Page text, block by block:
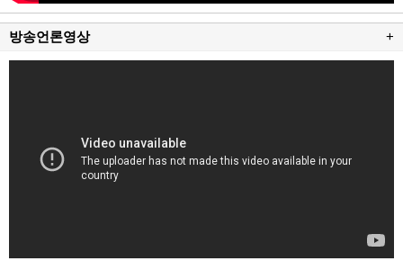
방송언론영상 +